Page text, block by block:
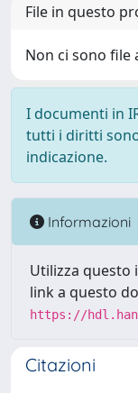
File in questo
Non ci sono file
I documenti in
tutti i diritti
indicazione.
Informazioni
Utilizza questo
link a questo
https://
Citazioni